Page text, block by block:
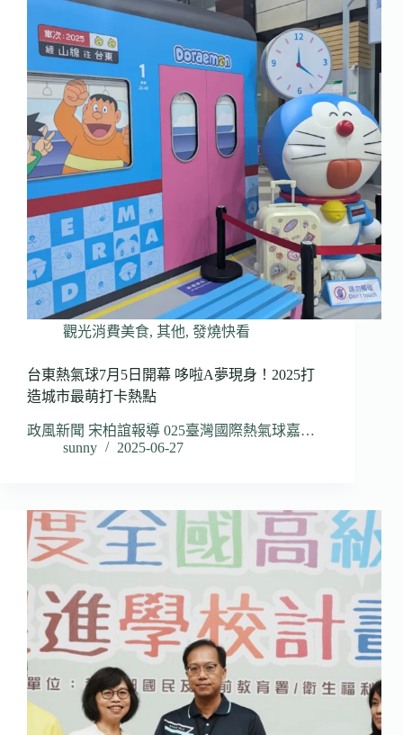
觀光消費美食, 其他, 發燒快看
台東熱氣球7月5日開幕 哆啦A夢現身！2025打
造城市最萌打卡熱點
政風新聞 宋柏誼報導 025臺灣國際熱氣球嘉…
sunny
2025-06-27